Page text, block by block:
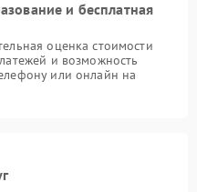
и бесплатная
оценка стоимости
и возможность
или онлайн на